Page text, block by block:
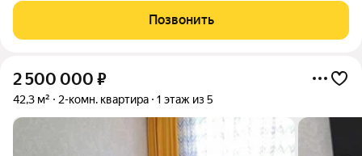
коттеджными поселками вдали от
Позвонить
2 500 000 ₽
42,3 м² 2-комн. квартира 1 этаж из 5